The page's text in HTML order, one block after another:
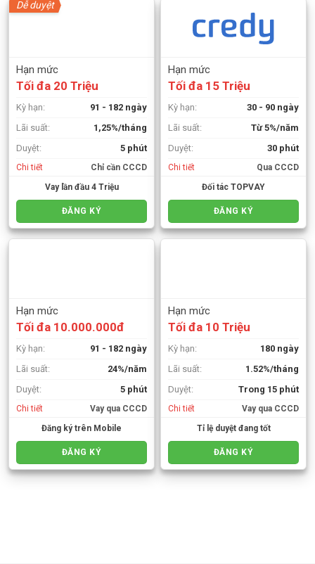
Dễ duyệt
Hạn mức
Tối đa 20 Triệu
Kỳ hạn:
91 - 182 ngày
Lãi suất:
1,25%/tháng
Duyệt:
5 phút
Chi tiết
Chỉ cần CCCD
Vay lần đầu 4 Triệu
ĐĂNG KÝ
Hạn mức
Tối đa 15 Triệu
Kỳ hạn:
30 - 90 ngày
Lãi suất:
Từ 5%/năm
Duyệt:
30 phút
Chi tiết
Qua CCCD
Đối tác TOPVAY
ĐĂNG KÝ
Hạn mức
Tối đa 10.000.000đ
Kỳ hạn:
91 - 182 ngày
Lãi suất:
24%/năm
Duyệt:
5 phút
Chi tiết
Vay qua CCCD
Đăng ký trên Mobile
ĐĂNG KÝ
Hạn mức
Tối đa 10 Triệu
Kỳ hạn:
180 ngày
Lãi suất:
1.52%/tháng
Duyệt:
Trong 15 phút
Chi tiết
Vay qua CCCD
Tỉ lệ duyệt đang tốt
ĐĂNG KÝ